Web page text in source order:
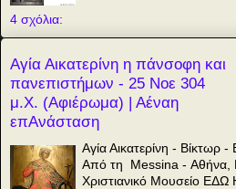
4 σχόλια:
Αγία Αικατερίνη η πάνσοφη και
πανεπιστήμων - 25 Νοε 304
μ.Χ. (Αφιέρωμα) | Αέναη
επΑνάσταση
Αγία Αικατερίνη - Βίκτωρ
Από τη Messina - Αθήνα,
Χριστιανικό Μουσείο ΕΔΩ Η